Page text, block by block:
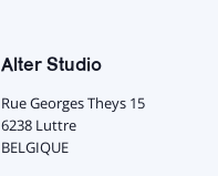
Alter Studio
Rue Georges Theys 15
6238 Luttre
BELGIQUE